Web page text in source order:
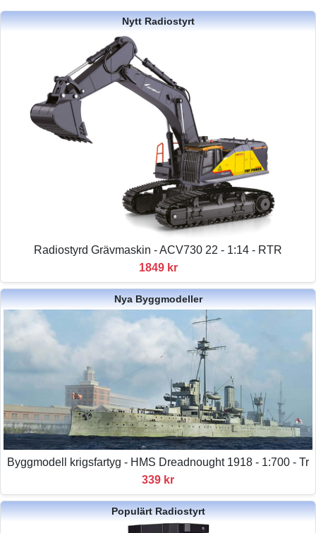
Nytt Radiostyrt
Radiostyrd Grävmaskin - ACV730 22 - 1:14 - RTR
1849 kr
Nya Byggmodeller
Byggmodell krigsfartyg - HMS Dreadnought 1918 - 1:700 - Tr
339 kr
Populärt Radiostyrt